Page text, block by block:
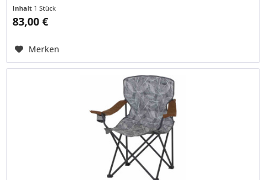
Inhalt 1 Stück
83,00 €
Merken